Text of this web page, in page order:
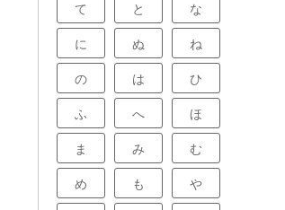
て と な
に ぬ ね
の は ひ
ふ へ ほ
ま み む
め も や